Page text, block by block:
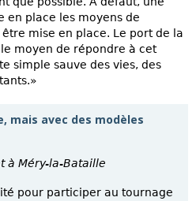
en place les moyens de
mise en place. Le port de la
moyen de répondre à cet
simple sauve des vies, des
mais avec des modèles
à Méry-la-Bataille
pour participer au tournage